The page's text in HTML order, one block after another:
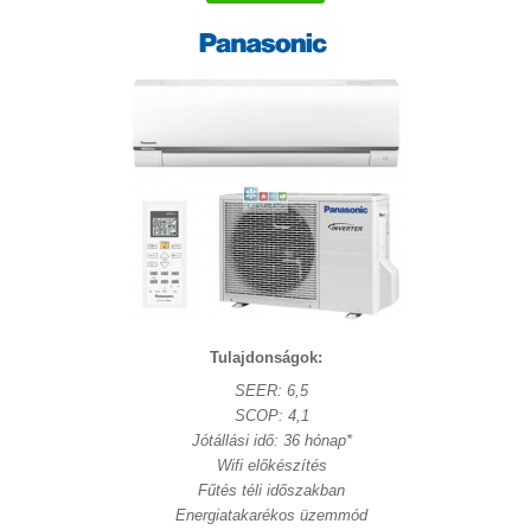
Tulajdonságok:
SEER: 6,5
SCOP: 4,1
Jótállási idő: 36 hónap*
Wifi előkészítés
Fűtés téli időszakban
Energiatakarékos üzemmód